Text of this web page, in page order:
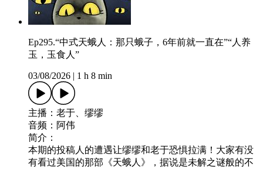
Ep295.“中式天蛾人：那只蛾子，6年前就一直在”“人养
玉，玉食人”
03/08/2026 1 h 8 min
主播：老于、缪缪
音频：阿伟
简介：
本期的投稿人的遭遇让缪缪和老于恐惧拉满！大家有没
有看过美国的那部《天蛾人》，据说是未解之谜般的不